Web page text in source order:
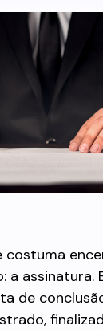
costuma
a assinatura.
de